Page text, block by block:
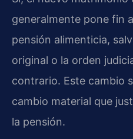
generalmente pone fin
pensión alimenticia,
original o la orden
contrario. Este cambio
cambio material que
la pensión.